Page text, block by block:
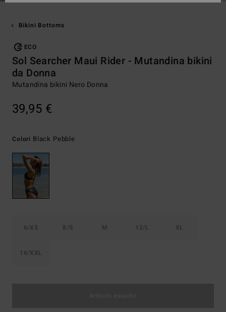
Bikini Bottoms
ECO
Sol Searcher Maui Rider - Mutandina bikini
da Donna
Mutandina bikini Nero Donna
39,95 €
Colori Black Pebble
6/XS 8/S M 12/L XL
16/XXL